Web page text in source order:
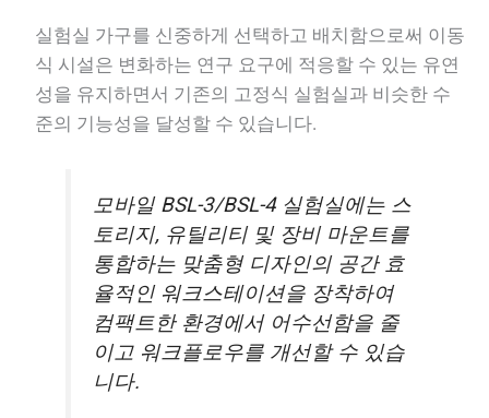
실험실 가구를 신중하게 선택하고 배치함으로써 이동
식 시설은 변화하는 연구 요구에 적응할 수 있는 유연
성을 유지하면서 기존의 고정식 실험실과 비슷한 수
준의 기능성을 달성할 수 있습니다.
모바일 BSL-3/BSL-4 실험실에는 스
토리지, 유틸리티 및 장비 마운트를
통합하는 맞춤형 디자인의 공간 효
율적인 워크스테이션을 장착하여
컴팩트한 환경에서 어수선함을 줄
이고 워크플로우를 개선할 수 있습
니다.